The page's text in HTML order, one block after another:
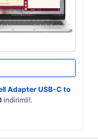
Adapter USB-C to
indirimli!.